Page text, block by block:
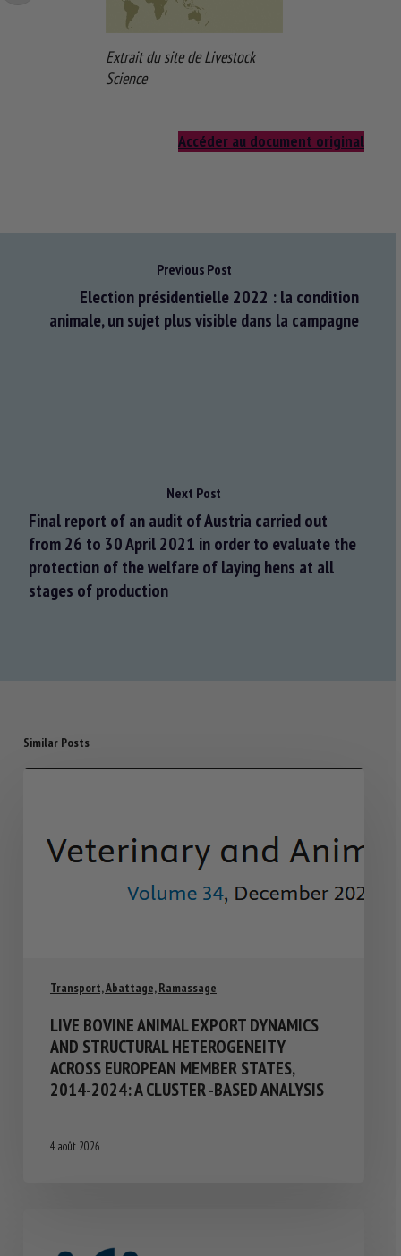
Extrait du site de Livestock
Science
Accéder au document original
Previous Post
Election présidentielle 2022 : la condition
animale, un sujet plus visible dans la campagne
Next Post
Final report of an audit of Austria carried out
from 26 to 30 April 2021 in order to evaluate the
protection of the welfare of laying hens at all
stages of production
Similar Posts
Transport, Abattage, Ramassage
LIVE BOVINE ANIMAL EXPORT DYNAMICS
AND STRUCTURAL HETEROGENEITY
ACROSS EUROPEAN MEMBER STATES,
2014-2024: A CLUSTER -BASED ANALYSIS
4 août 2026